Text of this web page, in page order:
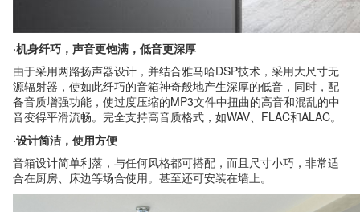
·机身纤巧，声音更饱满，低音更深厚
由于采用两路扬声器设计，并结合雅马哈DSP技术，采用大尺寸无
源辐射器，使如此纤巧的音箱神奇般地产生深厚的低音，同时，配
备音质增强功能，使过度压缩的MP3文件中扭曲的高音和混乱的中
音变得平滑流畅。完全支持高音质格式，如WAV、FLAC和ALAC。
·设计简洁，使用方便
音箱设计简单利落，与任何风格都可搭配，而且尺寸小巧，非常适
合在厨房、床边等场合使用。甚至还可安装在墙上。